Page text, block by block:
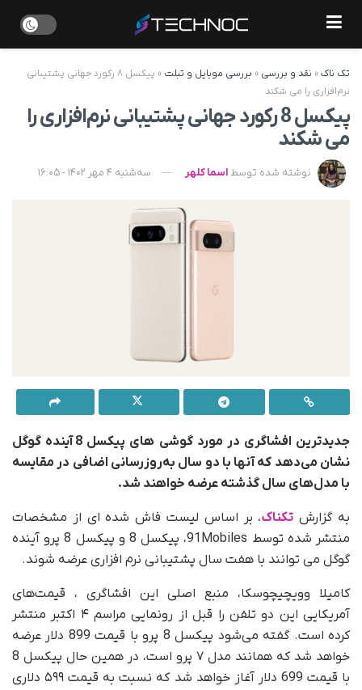
تک ناک» نقد و بررسی » بررسی موبایل و تبلت »
پیکسل ۸ رکورد جهانی پشتیبانی
نرم‌افزاری را می شکند
پیکسل 8 رکورد جهانی پشتیبانی نرم‌افزاری را
می شکند
نوشته شده توسط اسما کلهر سه‌شنبه 4 مهر 1402 - 16:05
جدیدترین افشاگری در مورد گوشی های پیکسل 8 آینده گوگل
نشان می‌دهد که آنها با دو سال به‌روزرسانی اضافی در مقایسه
با مدل‌های سال گذشته عرضه خواهند شد.
به گزارش تکناک، بر اساس لیست فاش شده ای از مشخصات
منتشر شده توسط 91Mobiles، پیکسل 8 و پیکسل 8 پرو آینده
گوگل می توانند با هفت سال پشتیبانی نرم افزاری عرضه شوند.
کامیلا وویچیچوسکا، منبع اصلی این افشاگری ، قیمت‌های
آمریکایی این دو تلفن را قبل از رونمایی مراسم ۴ اکتبر منتشر
کرده است. گفته می‌شود پیکسل 8 پرو با قیمت 899 دلار عرضه
خواهد شد که همانند مدل ۷ پرو است، در همین حال پیکسل 8
با قیمت 699 دلار آغاز خواهد شد که نسبت به قیمت ۵۹۹ دلاری